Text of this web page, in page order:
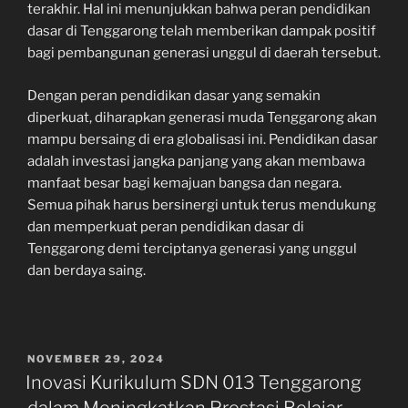
terakhir. Hal ini menunjukkan bahwa peran pendidikan
dasar di Tenggarong telah memberikan dampak positif
bagi pembangunan generasi unggul di daerah tersebut.
Dengan peran pendidikan dasar yang semakin
diperkuat, diharapkan generasi muda Tenggarong akan
mampu bersaing di era globalisasi ini. Pendidikan dasar
adalah investasi jangka panjang yang akan membawa
manfaat besar bagi kemajuan bangsa dan negara.
Semua pihak harus bersinergi untuk terus mendukung
dan memperkuat peran pendidikan dasar di
Tenggarong demi terciptanya generasi yang unggul
dan berdaya saing.
POSTED
ON
NOVEMBER 29, 2024
Inovasi Kurikulum SDN 013 Tenggarong